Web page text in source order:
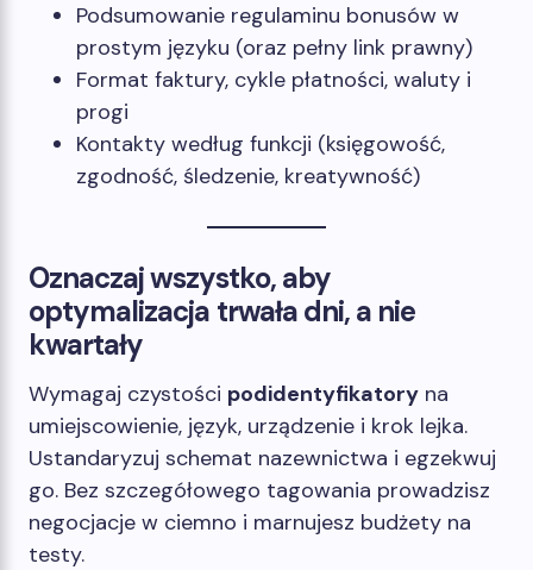
Podsumowanie regulaminu bonusów w
prostym języku (oraz pełny link prawny)
Format faktury, cykle płatności, waluty i
progi
Kontakty według funkcji (księgowość,
zgodność, śledzenie, kreatywność)
Oznaczaj wszystko, aby
optymalizacja trwała dni, a nie
kwartały
Wymagaj czystości podidentyfikatory na
umiejscowienie, język, urządzenie i krok lejka.
Ustandaryzuj schemat nazewnictwa i egzekwuj
go. Bez szczegółowego tagowania prowadzisz
negocjacje w ciemno i marnujesz budżety na
testy.